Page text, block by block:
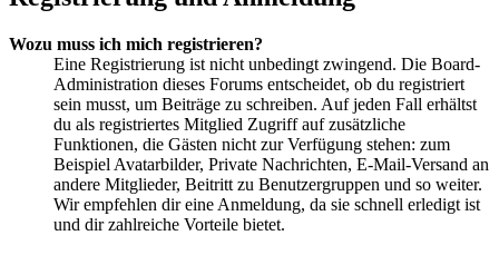
Wozu muss ich mich registrieren?
Eine Registrierung ist nicht unbedingt zwingend. Die Board-
Administration dieses Forums entscheidet, ob du registriert
sein musst, um Beiträge zu schreiben. Auf jeden Fall erhältst
du als registriertes Mitglied Zugriff auf zusätzliche
Funktionen, die Gästen nicht zur Verfügung stehen: zum
Beispiel Avatarbilder, Private Nachrichten, E-Mail-Versand an
andere Mitglieder, Beitritt zu Benutzergruppen und so weiter.
Wir empfehlen dir eine Anmeldung, da sie schnell erledigt ist
und dir zahlreiche Vorteile bietet.